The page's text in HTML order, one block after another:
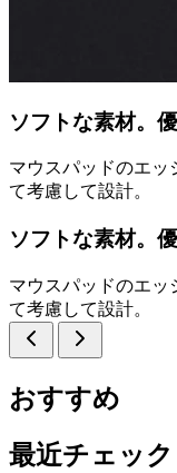
ソフトな素材。
マウスパッドのエッ
て考慮して設計。
ソフトな素材。
マウスパッドのエッ
て考慮して設計。
おすすめ
最近チェッ